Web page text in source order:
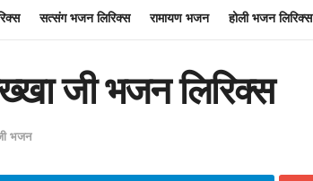
सत्संग भजन लिरिक्स रामायण भजन होली भजन लिरिक्स
जी भजन लिरिक्स
भजन